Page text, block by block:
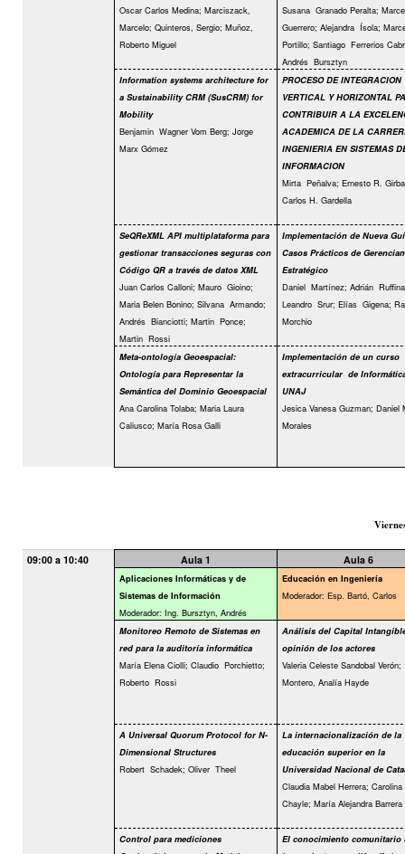
Oscar Carlos Medina; Marciszack,
Marcelo; Quinteros, Sergio; Muñoz,
Roberto Miguel
Susana Granado Peralta;
Guerrero; Alejandra Ísola;
Portillo; Santiago Ferrerios
Andrés Bursztyn
Information systems architecture for
a Sustainability CRM (SusCRM) for
Mobility
Benjamin Wagner Vom Berg; Jorge
Marx Gómez
PROCESO DE INTEGRACION
VERTICAL Y HORIZONTAL
CONTRIBUIR A LA
ACADEMICA DE LA
INGENIERIA EN SISTEMAS
INFORMACION
Mirta Peñalva; Ernesto R.
Carlos H. Gardella
SeQReXML API multiplataforma para
gestionar transacciones seguras con
Código QR a través de datos XML
Juan Carlos Calloni; Mauro Gioino;
Maria Belen Bonino; Silvana Armando;
Andrés Bianciotti; Martin Ponce;
Martin Rossi
Implementación de Nueva
Casos Prácticos de
Estratégico
Daniel Martínez; Adrián
Leandro Srur; Elías Gigena;
Morchio
Meta-ontología Geoespacial:
Ontología para Representar la
Semántica del Dominio Geoespacial
Ana Carolina Tolaba; Maria Laura
Caliusco; María Rosa Galli
Implementación de un curso
extracurricular de
UNAJ
Jesica Vanesa Guzman; Daniel
Morales
09:00 a 10:40 Aula 1 Aula 6
Aplicaciones Informáticas y de
Sistemas de Información
Moderador: Ing. Bursztyn, Andrés
Educación en Ingeniería
Moderador: Esp. Bartó, Carlos
Monitoreo Remoto de Sistemas en
red para la auditoría informática
María Elena Ciolli; Claudio Porchietto;
Roberto Rossi
Análisis del Capital
opinión de los actores
Valeria Celeste Sandobal Verón;
Montero, Analía Hayde
A Universal Quorum Protocol for N-
Dimensional Structures
Robert Schadek; Oliver Theel
La internacionalización de la
educación superior en la
Universidad Nacional de
Claudia Mabel Herrera; Carolina
Chayle; María Alejandra Barrera
Control para mediciones
El conocimiento comunitario